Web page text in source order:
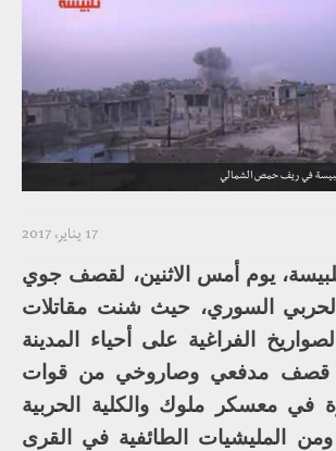
في ريف حمص الشمالي
17 يناير، 2017
يوم أمس الاثنين، لقصف جوي
السوري، حيث شنت مقاتلات
الفراغية على أحياء المدينة
قصف مدفعي وصاروخي من قوات
في معسكر ملوك والكلية الحربية
المليشيات الطائفية في القرى